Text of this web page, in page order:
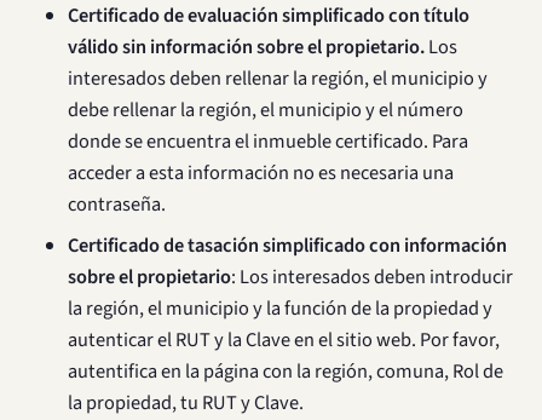
Certificado de evaluación simplificado con título
válido sin información sobre el propietario.Los
interesados deben rellenar la región, el municipio y
debe rellenar la región, el municipio y el número
donde se encuentra el inmueble certificado. Para
acceder a esta información no es necesaria una
contraseña.
Certificado de tasación simplificado con información
sobre el propietario: Los interesados deben introducir
la región, el municipio y la función de la propiedad y
autenticar el RUT y la Clave en el sitio web. Por favor,
autentifica en la página con la región, comuna, Rol de
la propiedad, tu RUT y Clave.